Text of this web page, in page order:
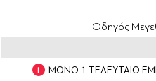
Οδηγός
ΜΟΝΟ 1 ΤΕΛΕΥΤΑΙΟ